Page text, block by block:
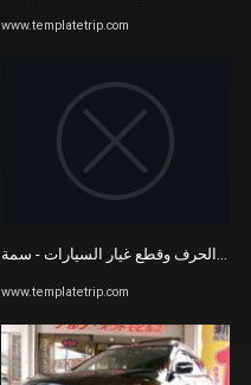
أفضل السيارات المستعملة ذات المقود الأيسر المستعملة للبيع | BE FORWARD
www.templatetrip.com
www.templatetrip.com